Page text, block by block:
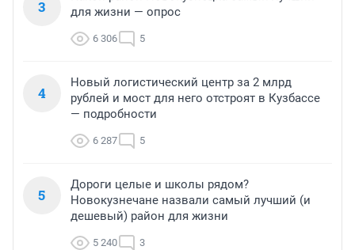
3
для жизни — опрос
6 306 5
4
Новый логистический центр за 2 млрд
рублей и мост для него отстроят в Кузбассе
— подробности
6 287 5
5
Дороги целые и школы рядом?
Новокузнечане назвали самый лучший (и
дешевый) район для жизни
5 240 3